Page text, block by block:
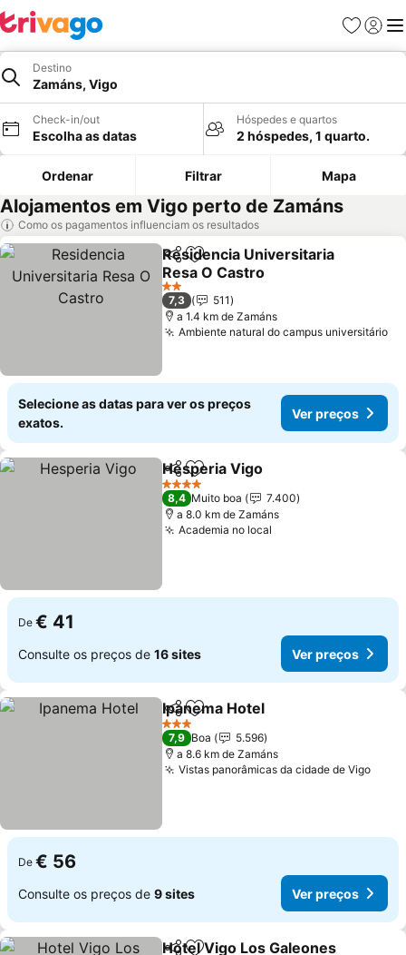
Favoritos
Iniciar
Destino
Zamáns, Vigo
Check-in/out
Escolha as datas
Hóspedes e quartos
2 hóspedes, 1 quarto.
Ordenar Filtrar Mapa
Alojamentos em Vigo perto de Zamáns
Como os pagamentos influenciam os resultados
PartilharAdicionar aos favoritos
Residencia Universitaria
Resa O Castro
2 Estrelas
7,3
511
a 1.4 km de Zamáns
Ambiente natural do campus universitário
Selecione as datas para ver os preços
exatos.
Ver preços
PartilharAdicionar aos favoritos
Hesperia Vigo
4 Estrelas
8,4 Muito boa
7.400
a 8.0 km de Zamáns
Academia no local
De € 41
Consulte os preços de 16 sites Ver preços
PartilharAdicionar aos favoritos
Ipanema Hotel
3 Estrelas
7,9 Boa
5.596
a 8.6 km de Zamáns
Vistas panorâmicas da cidade de Vigo
De € 56
Consulte os preços de 9 sites Ver preços
Hotel Vigo Los Galeones